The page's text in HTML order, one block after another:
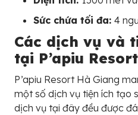
Sức chứa tối đa: 4
Các dịch vụ và
tại P’apiu
P’apiu Resort Hà Giang
một số dịch vụ tiện ích tạo
dịch vụ tại đây đều được